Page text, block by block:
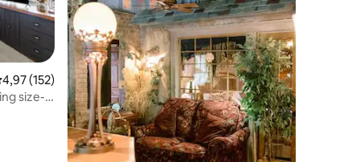
av 5 i genomsnittligt betyg, 152 omdömen
4,97 (152)
size-